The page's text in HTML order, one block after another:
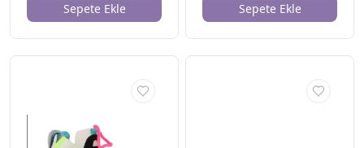
Sepete Ekle Sepete Ekle